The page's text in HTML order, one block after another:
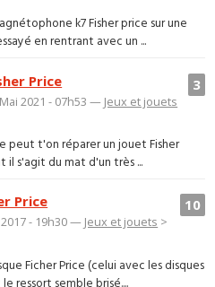
k7 Fisher price sur une
en rentrant avec un ...
3
Price
2021 - 07h53 — Jeux et jouets
peut t'on réparer un jouet Fisher
il s'agit du mat d'un très ...
10
Price
- 19h30 — Jeux et jouets >
Ficher Price (celui avec les disques